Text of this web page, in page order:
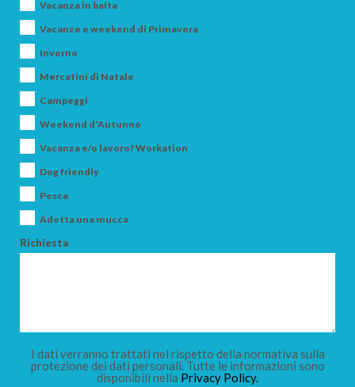
BAMBINI
Vacanza in baita
Vacanze e weekend di Primavera
Inverno
Mercatini di Natale
Campeggi
Weekend d'Autunno
Vacanza e/o lavoro? Workation
Dog friendly
Pesca
Adotta una mucca
Richiesta
I dati verranno trattati nel rispetto della normativa sulla
protezione dei dati personali. Tutte le informazioni sono
disponibili nella Privacy Policy.